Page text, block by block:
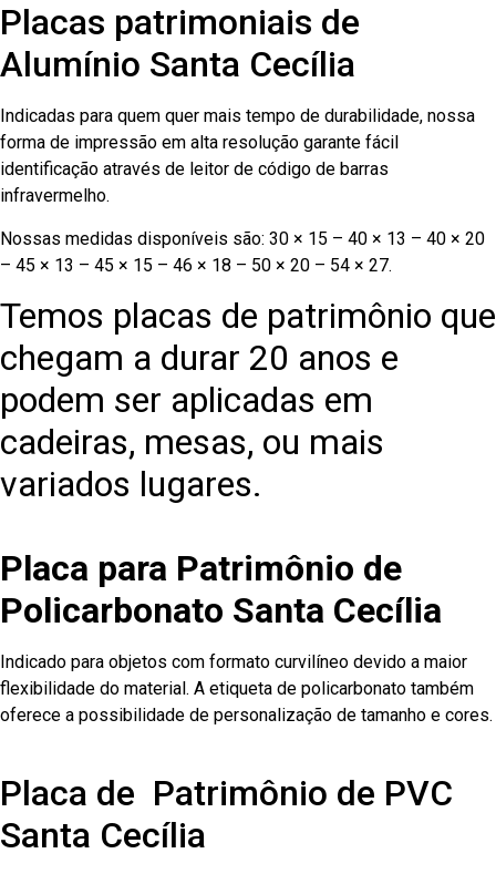
Placas patrimoniais de
Alumínio Santa Cecília
Indicadas para quem quer mais tempo de durabilidade, nossa
forma de impressão em alta resolução garante fácil
identificação através de leitor de código de barras
infravermelho.
Nossas medidas disponíveis são: 30 × 15 – 40 × 13 – 40 × 20
– 45 × 13 – 45 × 15 – 46 × 18 – 50 × 20 – 54 × 27.
Temos placas de patrimônio que
chegam a durar 20 anos e
podem ser aplicadas em
cadeiras, mesas, ou mais
variados lugares.
Placa para Patrimônio de
Policarbonato Santa Cecília
Indicado para objetos com formato curvilíneo devido a maior
flexibilidade do material. A etiqueta de policarbonato também
oferece a possibilidade de personalização de tamanho e cores.
Placa de Patrimônio de PVC
Santa Cecília